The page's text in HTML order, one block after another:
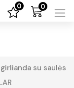
0 0
su saulės